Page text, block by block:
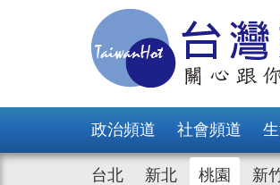
政治頻道 社會頻道
台北 新北 桃園 新